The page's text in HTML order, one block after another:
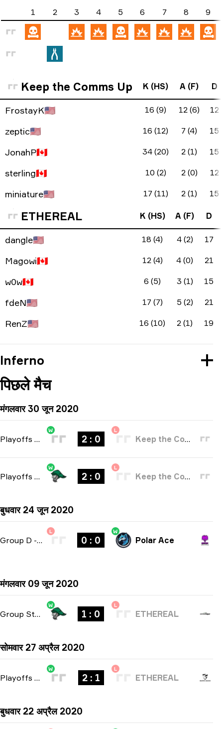
1 2 3 4 5 6 7 8 9
Keep the Comms Up K (HS) A (F) D
FrostayK🇺🇸 16 (9) 12 (6) 12
zeptic🇺🇸 16 (12) 7 (4) 15
JonahP🇨🇦 34 (20) 2 (1) 15
sterling🇨🇦 10 (2) 2 (0) 12
miniature🇺🇸 17 (11) 2 (1) 15
ETHEREAL K (HS) A (F) D
dangle🇺🇸 18 (4) 4 (2) 17
Magowi🇨🇦 12 (4) 4 (0) 21
w0w🇨🇦 6 (5) 3 (1) 15
fdeN🇺🇸 17 (7) 5 (2) 21
RenZ🇺🇸 16 (10) 2 (1) 19
Inferno
पिछले मैच
मंगलवार 30 जून 2020
Playoffs bo3
W
2 : 0
L
Keep the Comms Up
Playoffs bo3
W
2 : 0
L
Keep the Comms Up
बुधवार 24 जून 2020
Group D - bo2
L
0 : 0
W
Polar Ace
मंगलवार 09 जून 2020
Group Stage -bo1
W
1 : 0
L
ETHEREAL
सोमवार 27 अप्रैल 2020
Playoffs bo3
W
2 : 1
L
ETHEREAL
बुधवार 22 अप्रैल 2020